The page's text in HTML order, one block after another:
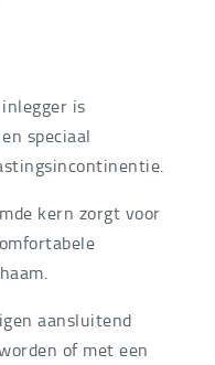
is
speciaal
kern zorgt voor
aansluitend
of met een